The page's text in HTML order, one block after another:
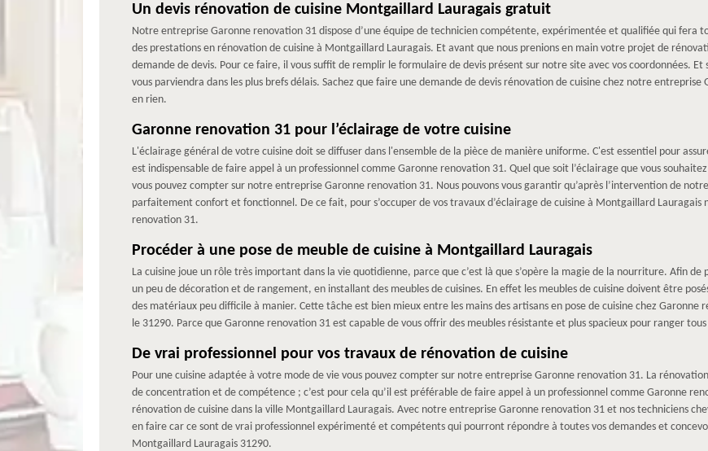
Un devis rénovation de cuisine Montgaillard Lauragais gratuit
Notre entreprise Garonne renovation 31 dispose d’une équipe de technicien compétente, expérimentée et qualifiée qui fera
des prestations en rénovation de cuisine à Montgaillard Lauragais. Et avant que nous prenions en main votre projet de
demande de devis. Pour ce faire, il vous suffit de remplir le formulaire de devis présent sur notre site avec vos coordonnées.
vous parviendra dans les plus brefs délais. Sachez que faire une demande de devis rénovation de cuisine chez notre
en rien.
Garonne renovation 31 pour l’éclairage de votre cuisine
L'éclairage général de votre cuisine doit se diffuser dans l'ensemble de la pièce de manière uniforme. C'est essentiel pour
est indispensable de faire appel à un professionnel comme Garonne renovation 31. Quel que soit l’éclairage que vous
vous pouvez compter sur notre entreprise Garonne renovation 31. Nous pouvons vous garantir qu’après l’intervention de
parfaitement confort et fonctionnel. De ce fait, pour s’occuper de vos travaux d’éclairage de cuisine à Montgaillard
renovation 31.
Procéder à une pose de meuble de cuisine à Montgaillard Lauragais
La cuisine joue un rôle très important dans la vie quotidienne, parce que c’est là que s’opère la magie de la nourriture. Afin
un peu de décoration et de rangement, en installant des meubles de cuisines. En effet les meubles de cuisine doivent être
des matériaux peu difficile à manier. Cette tâche est bien mieux entre les mains des artisans en pose de cuisine chez
le 31290. Parce que Garonne renovation 31 est capable de vous offrir des meubles résistante et plus spacieux pour ranger tous
De vrai professionnel pour vos travaux de rénovation de cuisine
Pour une cuisine adaptée à votre mode de vie vous pouvez compter sur notre entreprise Garonne renovation 31. La
de concentration et de compétence ; c’est pour cela qu’il est préférable de faire appel à un professionnel comme Garonne
rénovation de cuisine dans la ville Montgaillard Lauragais. Avec notre entreprise Garonne renovation 31 et nos techniciens
en faire car ce sont de vrai professionnel expérimenté et compétents qui pourront répondre à toutes vos demandes et
Montgaillard Lauragais 31290.